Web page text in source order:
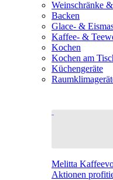
Weinschränke
Backen
Glace- &
Kaffee- &
Kochen
Kochen am
Küchengeräte
Melitta
Aktionen